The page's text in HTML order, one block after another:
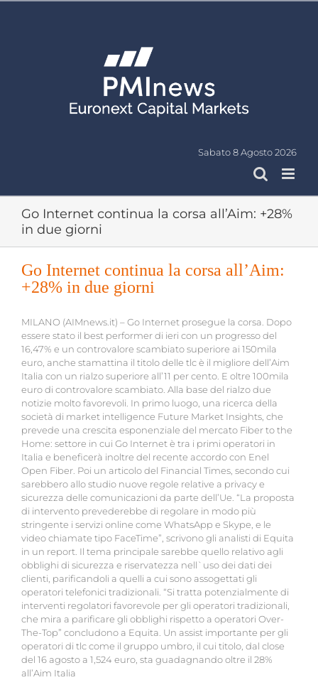
Sabato 8 Agosto 2026
Go Internet continua la corsa all’Aim: +28%
in due giorni
Go Internet continua la corsa all’Aim:
+28% in due giorni
MILANO (AIMnews.it) – Go Internet prosegue la corsa. Dopo
essere stato il best performer di ieri con un progresso del
16,47% e un controvalore scambiato superiore ai 150mila
euro, anche stamattina il titolo delle tlc è il migliore dell’Aim
Italia con un rialzo superiore all’11 per cento. E oltre 100mila
euro di controvalore scambiato. Alla base del rialzo due
notizie molto favorevoli. In primo luogo, una ricerca della
società di market intelligence Future Market Insights, che
prevede una crescita esponenziale del mercato Fiber to the
Home: settore in cui Go Internet è tra i primi operatori in
Italia e beneficerà inoltre del recente accordo con Enel
Open Fiber. Poi un articolo del Financial Times, secondo cui
sarebbero allo studio nuove regole relative a privacy e
sicurezza delle comunicazioni da parte dell’Ue. “La proposta
di intervento prevederebbe di regolare in modo più
stringente i servizi online come WhatsApp e Skype, e le
video chiamate tipo FaceTime”, scrivono gli analisti di Equita
in un report. Il tema principale sarebbe quello relativo agli
obblighi di sicurezza e riservatezza nell`uso dei dati dei
clienti, parificandoli a quelli a cui sono assogettati gli
operatori telefonici tradizionali. “Si tratta potenzialmente di
interventi regolatori favorevole per gli operatori tradizionali,
che mira a parificare gli obblighi rispetto a operatori Over-
The-Top” concludono a Equita. Un assist importante per gli
operatori di tlc come il gruppo umbro, il cui titolo, dal close
del 16 agosto a 1,524 euro, sta guadagnando oltre il 28%
all’Aim Italia